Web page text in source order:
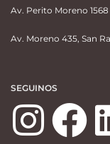
Av. Perito Moreno
Av. Moreno 435, San
SEGUINOS